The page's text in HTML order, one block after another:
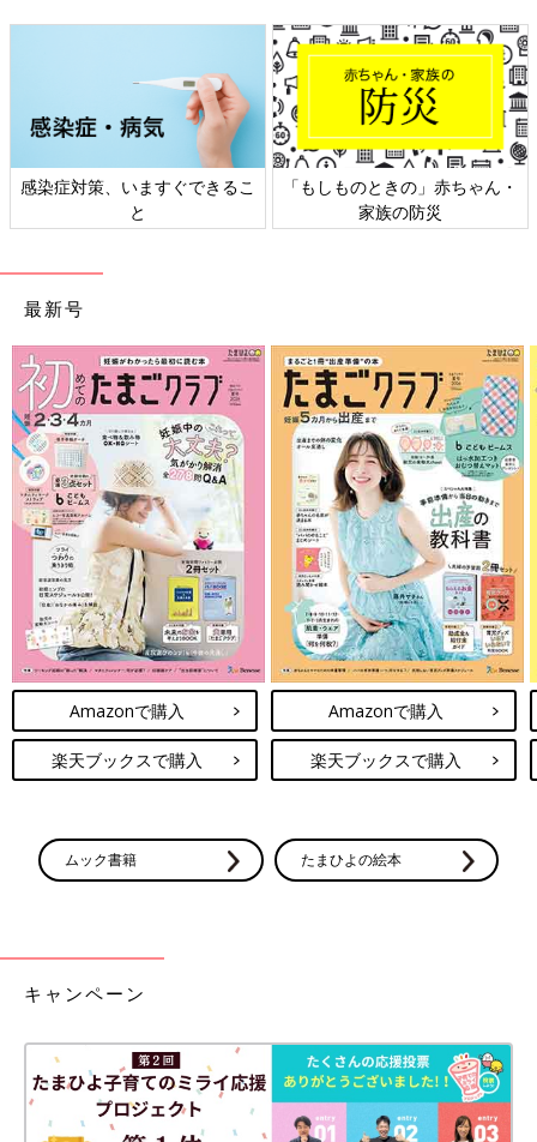
」赤ちゃん・
日本外来小児科学会リーフレッ
六星占術 細木か
最新号
Amazonで購入
楽天ブックスで購入
Amazonで購入
楽天ブックスで購入
ムック書籍 たまひよの絵本
キャンペーン